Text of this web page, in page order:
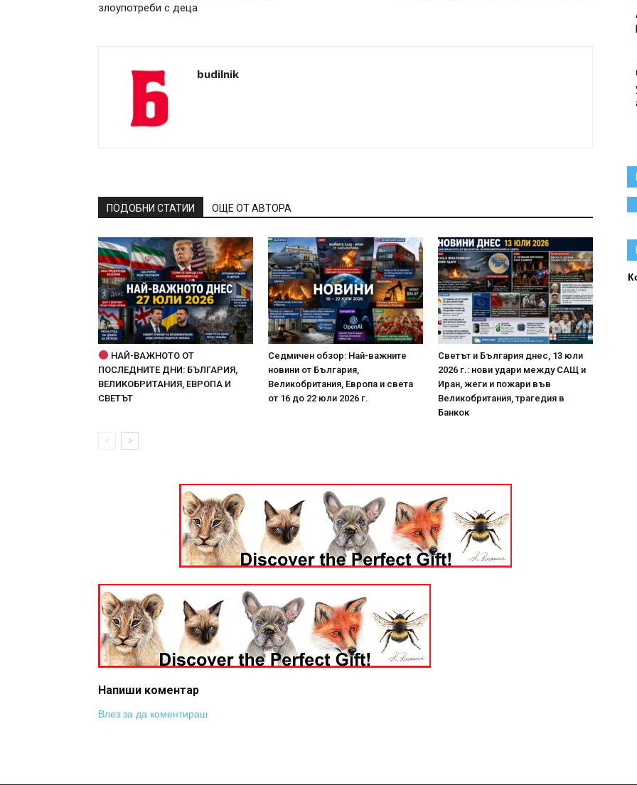
злоупотреби с деца
budilnik
ПОДОБНИ СТАТИИ ОЩЕ ОТ АВТОРА
НАЙ-ВАЖНОТО ОТ
ПОСЛЕДНИТЕ ДНИ: БЪЛГАРИЯ,
ВЕЛИКОБРИТАНИЯ, ЕВРОПА И
СВЕТЪТ
Седмичен обзор: Най-важните
новини от България,
Великобритания, Европа и света
от 16 до 22 юли 2026 г.
Светът и България днес, 13 юли
2026 г.: нови удари между САЩ и
Иран, жеги и пожари във
Великобритания, трагедия в
Банкок
Напиши коментар
Влез за да коментираш